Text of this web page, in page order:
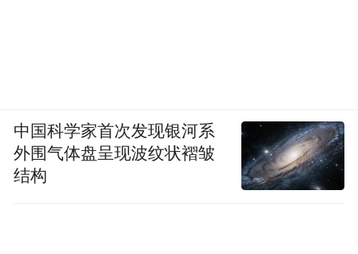
中国科学家首次发现银河系
外围气体盘呈现波纹状褶皱
结构